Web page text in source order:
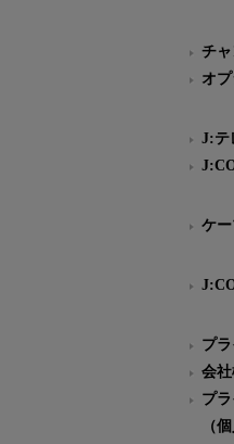
チ
オ
J:テ
ケ
プ
会
プ
（